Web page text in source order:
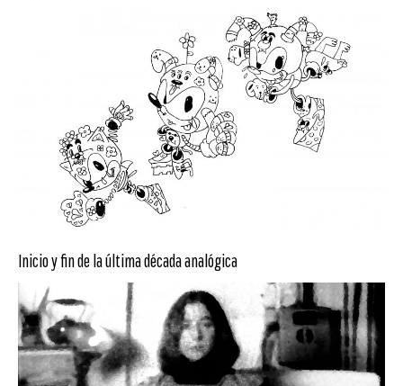
Inicio y fin de la última década analógica